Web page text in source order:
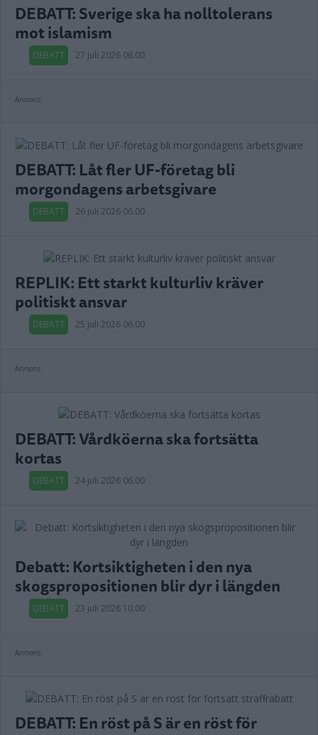
DEBATT: Sverige ska ha nolltolerans
mot islamism
DEBATT 27 juli 2026 06.00
Annons:
DEBATT: Låt fler UF-företag bli
morgondagens arbetsgivare
DEBATT 26 juli 2026 06.00
REPLIK: Ett starkt kulturliv kräver
politiskt ansvar
DEBATT 25 juli 2026 06.00
Annons:
DEBATT: Vårdköerna ska fortsätta
kortas
DEBATT 24 juli 2026 06.00
Debatt: Kortsiktigheten i den nya
skogspropositionen blir dyr i längden
DEBATT 23 juli 2026 10.00
Annons:
DEBATT: En röst på S är en röst för